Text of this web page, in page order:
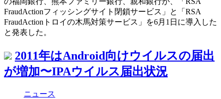
FraudActionフィッシングサイト閉鎖サービス」と「RSA
FraudActionトロイの木馬対策サービス」を6月1日に導入した
と発表した。
2011年はAndroid向けウイルスの届出
が増加〜IPAウイルス届出状況
ニュース